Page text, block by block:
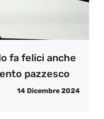
fa felici anche
pazzesco
14 Dicembre 2024